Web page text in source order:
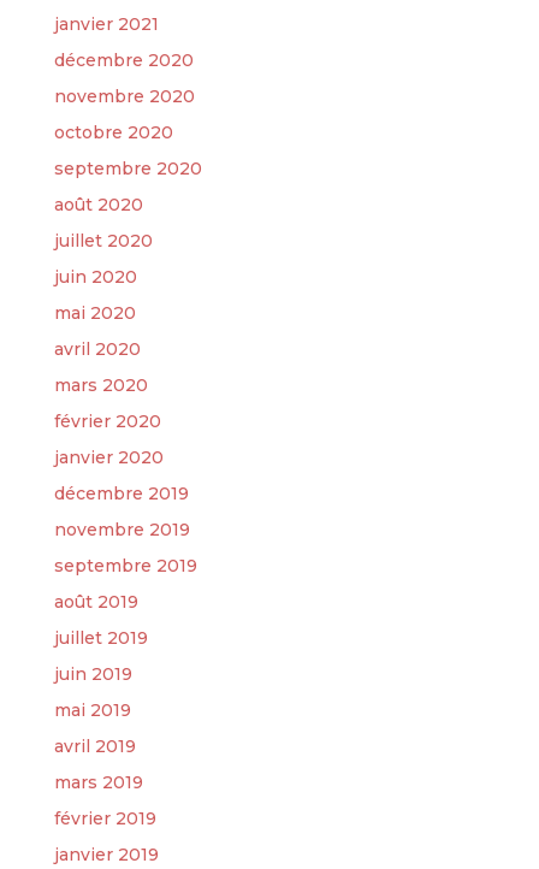
janvier 2021
décembre 2020
novembre 2020
octobre 2020
septembre 2020
août 2020
juillet 2020
juin 2020
mai 2020
avril 2020
mars 2020
février 2020
janvier 2020
décembre 2019
novembre 2019
septembre 2019
août 2019
juillet 2019
juin 2019
mai 2019
avril 2019
mars 2019
février 2019
janvier 2019